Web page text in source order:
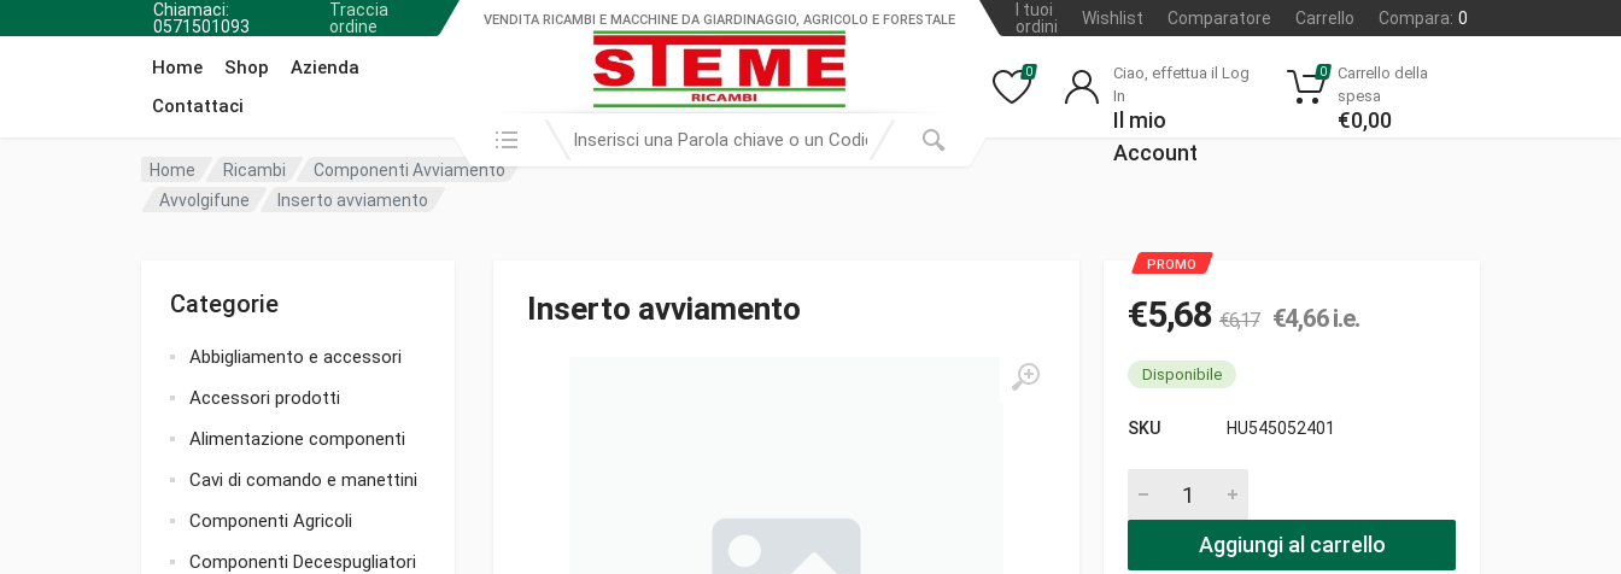
Chiamaci:
0571501093
Traccia
ordine
I tuoi
ordini
Wishlist Comparatore Carrello Compara: 0
Home Shop
Azienda
Contattaci
VENDITA RICAMBI E MACCHINE DA GIARDINAGGIO, AGRICOLO E FORESTALE
Cerca in:
0
Ciao, effettua il Log
In
Il mio
Account
0
Carrello della
spesa
€0,00
Home Ricambi
Componenti Avviamento
Avvolgifune
Inserto avviamento
Categorie
Abbigliamento e accessori
Accessori prodotti
Alimentazione componenti
Cavi di comando e manettini
Componenti Agricoli
Componenti Decespugliatori
Inserto avviamento €5,68 €6,17 €4,66i.e.
Disponibile
SKU HU545052401
Aggiungi al carrello